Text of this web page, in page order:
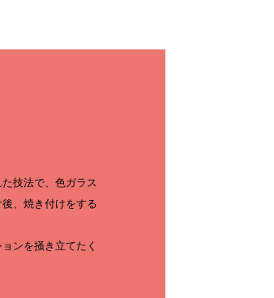
技法で、色ガラス
、焼き付けをする
ンを掻き立てたく